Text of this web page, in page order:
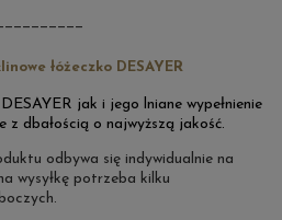
łóżeczko DESAYER
jak i jego lniane wypełnienie
z dbałością o najwyższą jakość.
odbywa się indywidualnie na
wysyłkę potrzeba kilku